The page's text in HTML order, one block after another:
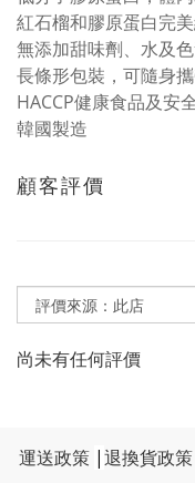
紅石榴和膠原蛋白完
無添加甜味劑、水及
長條形包裝，可隨身
HACCP健康食品及安
韓國製造
顧客評價
尚未有任何評價
運送政策 |退換貨政策